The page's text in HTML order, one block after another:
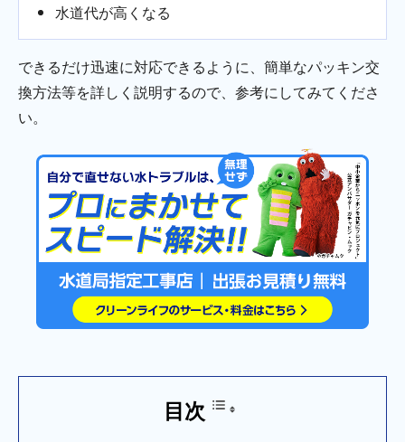
水道代が高くなる
できるだけ迅速に対応できるように、簡単なパッキン交
換方法等を詳しく説明するので、参考にしてみてくださ
い。
目次